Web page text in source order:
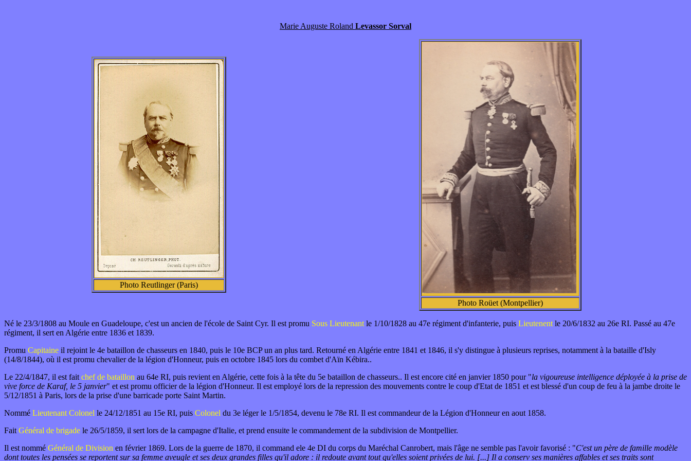
Marie Auguste Roland Levassor Sorval
Photo Reutlinger (Paris)
Photo Roüet (Montpellier)
Né le 23/3/1808 au Moule en Guadeloupe, c'est un ancien de l'école de Saint Cyr. Il est promu Sous Lieutenant le 1/10/1828 au 47e régiment d'infanterie, puis Lieutenent le 20/6/1832 au 26e RI. Passé au 47e
régiment, il sert en Algérie entre 1836 et 1839.
Promu Capitaine il rejoint le 4e bataillon de chasseurs en 1840, puis le 10e BCP un an plus tard. Retourné en Algérie entre 1841 et 1846, il s'y distingue à plusieurs reprises, notamment à la bataille d'Isly
(14/8/1844), où il est promu chevalier de la légion d'Honneur, puis en octobre 1845 lors du combet d'Aïn Kébira..
Le 22/4/1847, il est fait chef de bataillon au 64e RI, puis revient en Algérie, cette fois à la tête du 5e bataillon de chasseurs.. Il est encore cité en janvier 1850 pour "la vigoureuse intelligence déployée à la prise de
vive force de Karaf, le 5 janvier" et est promu officier de la légion d'Honneur. Il est employé lors de la repression des mouvements contre le coup d'Etat de 1851 et est blessé d'un coup de feu à la jambe droite le
5/12/1851 à Paris, lors de la prise d'une barricade porte Saint Martin.
Nommé Lieutenant Colonel le 24/12/1851 au 15e RI, puis Colonel du 3e léger le 1/5/1854, devenu le 78e RI. Il est commandeur de la Légion d'Honneur en aout 1858.
Fait Général de brigade le 26/5/1859, il sert lors de la campagne d'Italie, et prend ensuite le commandement de la subdivision de Montpellier.
Il est nommé Général de Division en février 1869. Lors de la guerre de 1870, il command ele 4e DI du corps du Maréchal Canrobert, mais l'âge ne semble pas l'avoir favorisé : "C'est un père de famille modèle
dont toutes les pensées se reportent sur sa femme aveugle et ses deux grandes filles qu'il adore : il redoute avant tout qu'elles soient privées de lui. [...] Il a conserv ses manières affables et ses traits sont